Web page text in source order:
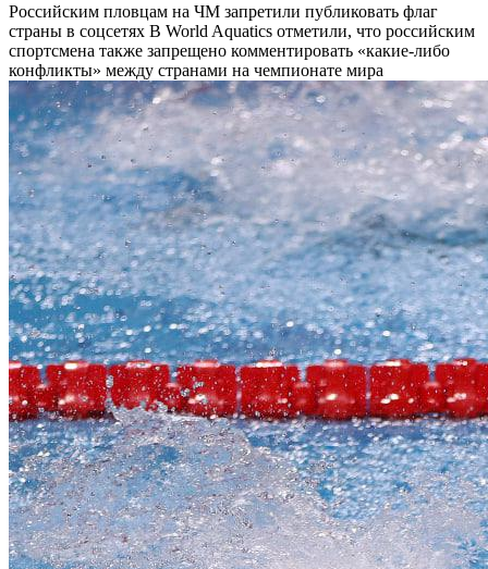
Российским пловцам на ЧМ запретили публиковать флаг
страны в соцсетях В World Aquatics отметили, что российским
спортсмена также запрещено комментировать «какие-либо
конфликты» между странами на чемпионате мира